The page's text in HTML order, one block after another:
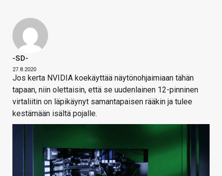
-SD-
27.8.2020
Jos kerta NVIDIA koekäyttää näytönohjaimiaan tähän
tapaan, niin olettaisin, että se uudenlainen 12-pinninen
virtaliitin on läpikäynyt samantapaisen rääkin ja tulee
kestämään isältä pojalle.